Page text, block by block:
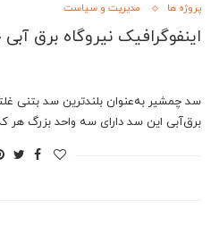
پروژه ها مدیریت و سیاست
اینفوگرافیک نیروگاه برق
سد چمشیر به‌عنوان بلندترین سد بتنی
برق‌آبی این سد دارای سه واحد بزرگ هر